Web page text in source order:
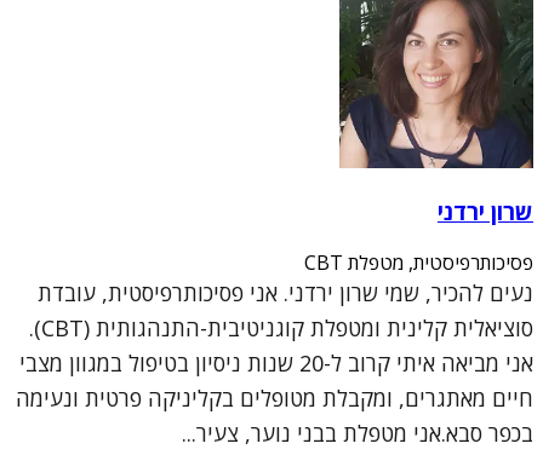
שרון ירדני
פסיכותרפיסטית, מטפלת CBT
נעים להכיר, שמי שרון ירדני. אני פסיכותרפיסטית, עובדת
סוציאלית קלינית ומטפלת קוגניטיבית-התנהגותית (CBT).
אני מביאה איתי קרוב ל-20 שנות ניסיון בטיפול במגוון מצבי
חיים מאתגרים, ומקבלת מטופלים בקליניקה פרטית ונעימה
בכפר סבא.אני מטפלת בבני נוער, צעיר...